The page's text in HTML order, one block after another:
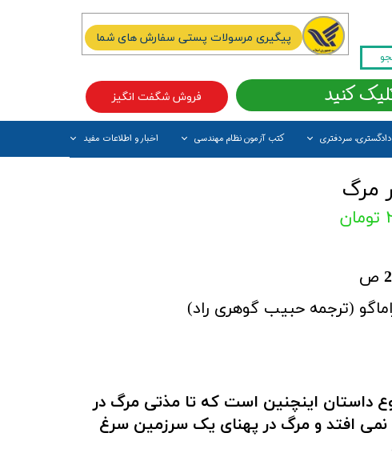
سردفتری کتب آزمون نظام مهندسی اخبار و اطلاعات مفید
فروش شگفت انگیز کنید
پیگیری مرسولات پستی سفارش های شما
مرگ
ص
(ترجمه حبیب گوهری راد)
داستان اینچنین است که تا مذتی مرگ در
افتد و مرگ در پهنای یک سرزمین سرغ